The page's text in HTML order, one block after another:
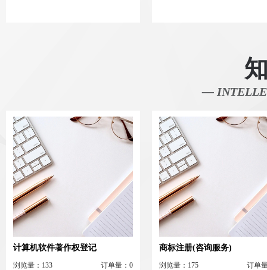
—
计算机软件著作权登记
浏览量：133 订单量：0
商标注册(咨询服务)
浏览量：175 订单